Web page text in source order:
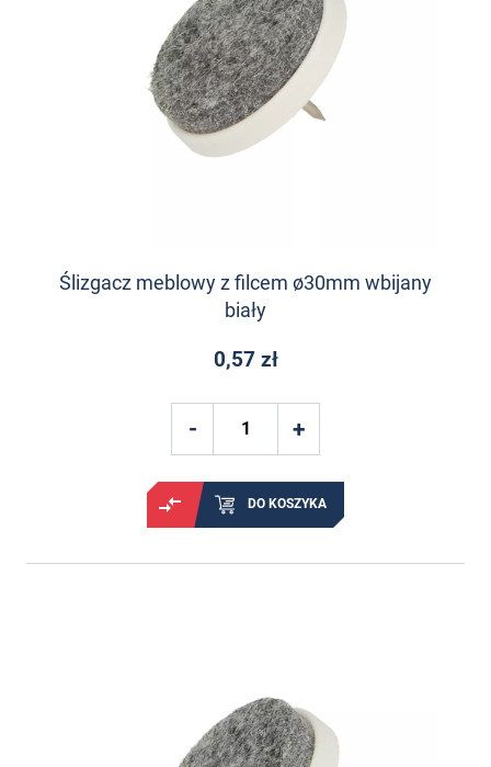
Ślizgacz meblowy z filcem ø30mm wbijany
biały
0,57 zł
DO KOSZYKA